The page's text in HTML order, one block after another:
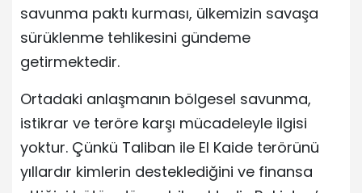
savunma paktı kurması, ülkemizin savaşa
sürüklenme tehlikesini gündeme
getirmektedir.
Ortadaki anlaşmanın bölgesel savunma,
istikrar ve teröre karşı mücadeleyle ilgisi
yoktur. Çünkü Taliban ile El Kaide terörünü
yıllardır kimlerin desteklediğini ve finansa